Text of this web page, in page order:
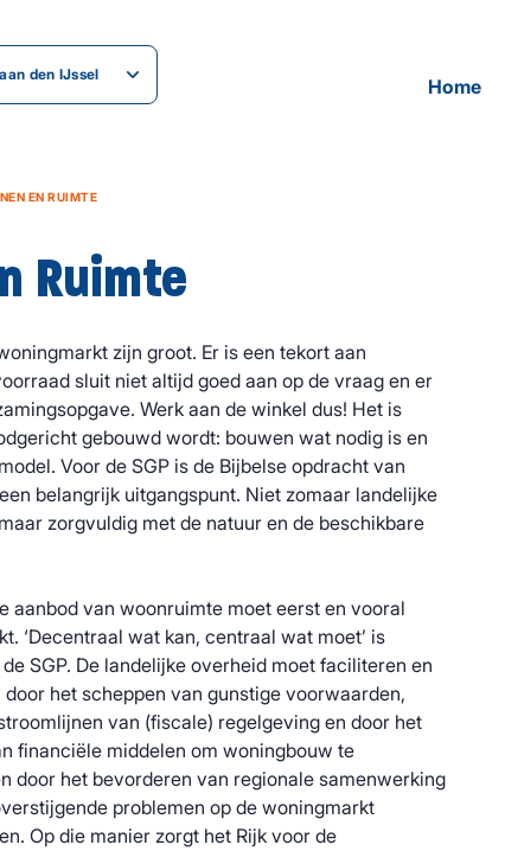
den IJssel
Home
EN RUIMTE
Ruimte
zijn groot. Er is een tekort aan
sluit niet altijd goed aan op de vraag en er
Werk aan de winkel dus! Het is
gebouwd wordt: bouwen wat nodig is en
Voor de SGP is de Bijbelse opdracht van
belangrijk uitgangspunt. Niet zomaar landelijke
zorgvuldig met de natuur en de beschikbare
aanbod van woonruimte moet eerst en vooral
‘Decentraal wat kan, centraal wat moet’ is
SGP. De landelijke overheid moet faciliteren en
het scheppen van gunstige voorwaarden,
van (fiscale) regelgeving en door het
financiële middelen om woningbouw te
door het bevorderen van regionale samenwerking
problemen op de woningmarkt
Op die manier zorgt het Rijk voor de